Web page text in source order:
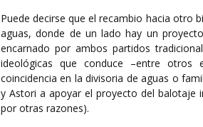
Puede decirse que el recambio hacia otro
aguas, donde de un lado hay un
encarnado por ambos partidos
ideológicas que conduce –entre otros
coincidencia en la divisoria de aguas o
y Astori a apoyar el proyecto del balotaje
por otras razones).